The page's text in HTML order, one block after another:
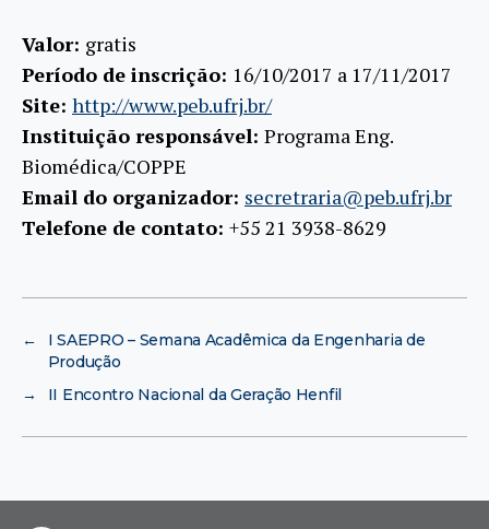
Valor: gratis
Período de inscrição: 16/10/2017 a 17/11/2017
Site: http://www.peb.ufrj.br/
Instituição responsável: Programa Eng.
Biomédica/COPPE
Email do organizador: secretraria@peb.ufrj.br
Telefone de contato: +55 21 3938-8629
←
I SAEPRO – Semana Acadêmica da Engenharia de
Produção
→
II Encontro Nacional da Geração Henfil